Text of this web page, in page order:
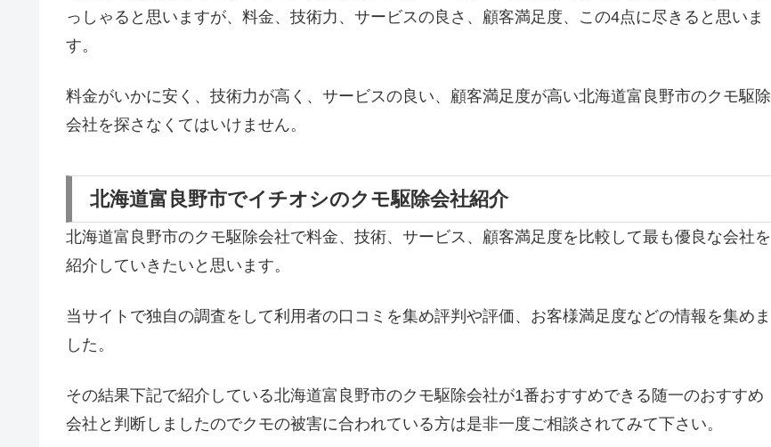
っしゃると思いますが、料金、技術力、サービスの良さ、顧客満足度、この4点に尽きると思いま
す。
料金がいかに安く、技術力が高く、サービスの良い、顧客満足度が高い北海道富良野市のクモ駆除
会社を探さなくてはいけません。
北海道富良野市でイチオシのクモ駆除会社紹介
北海道富良野市のクモ駆除会社で料金、技術、サービス、顧客満足度を比較して最も優良な会社を
紹介していきたいと思います。
当サイトで独自の調査をして利用者の口コミを集め評判や評価、お客様満足度などの情報を集めま
した。
その結果下記で紹介している北海道富良野市のクモ駆除会社が1番おすすめできる随一のおすすめ
会社と判断しましたのでクモの被害に合われている方は是非一度ご相談されてみて下さい。